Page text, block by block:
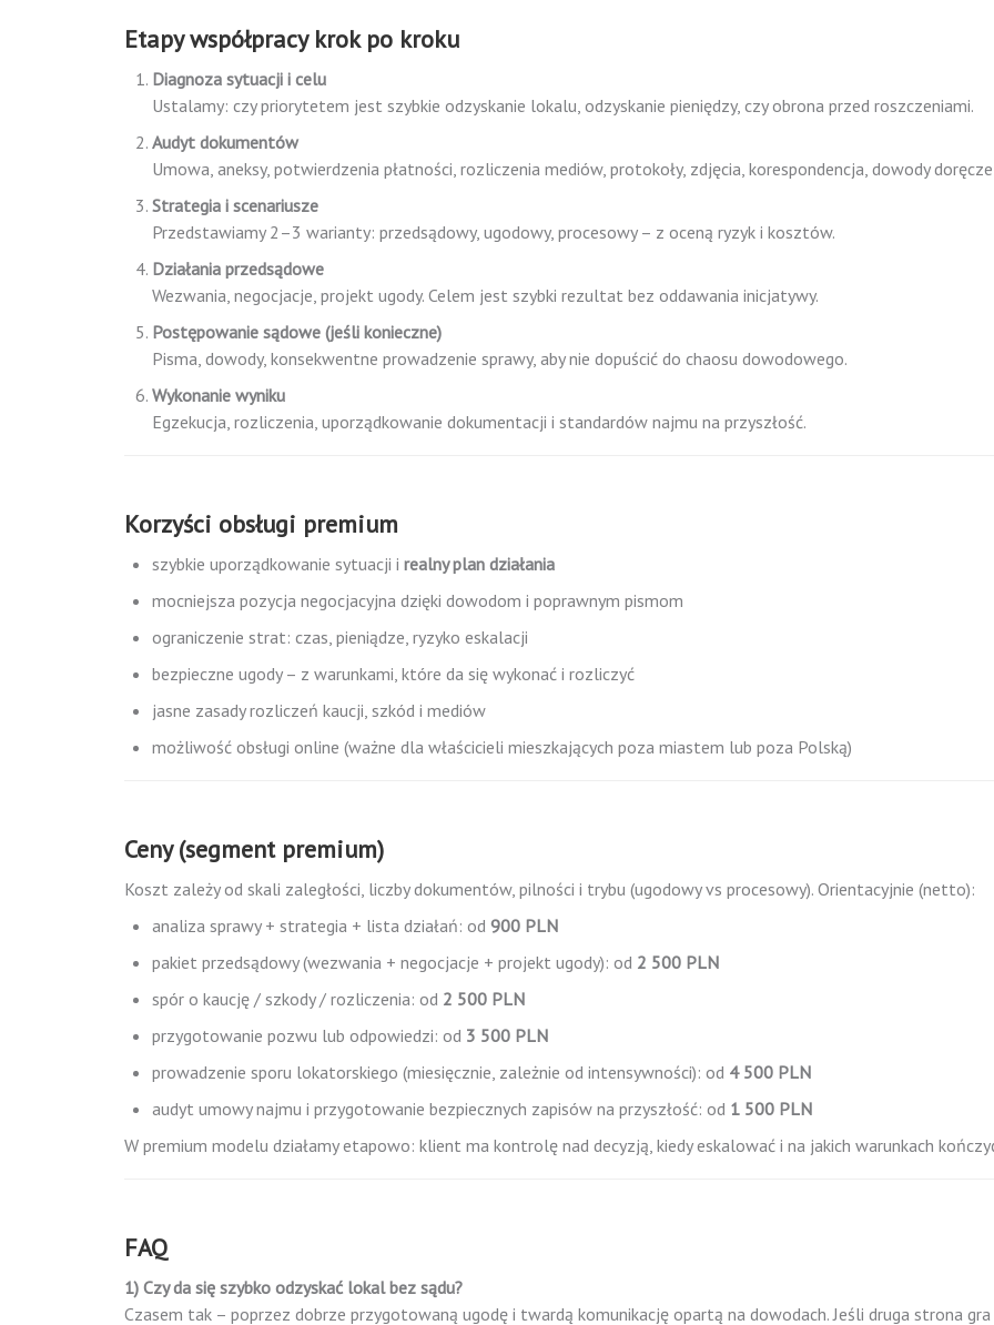
Etapy współpracy krok po kroku
Diagnoza sytuacji i celu
Ustalamy: czy priorytetem jest szybkie odzyskanie lokalu, odzyskanie pieniędzy, czy obrona przed roszczeniami.
Audyt dokumentów
Umowa, aneksy, potwierdzenia płatności, rozliczenia mediów, protokoły, zdjęcia, korespondencja, dowody
Strategia i scenariusze
Przedstawiamy 2–3 warianty: przedsądowy, ugodowy, procesowy – z oceną ryzyk i kosztów.
Działania przedsądowe
Wezwania, negocjacje, projekt ugody. Celem jest szybki rezultat bez oddawania inicjatywy.
Postępowanie sądowe (jeśli konieczne)
Pisma, dowody, konsekwentne prowadzenie sprawy, aby nie dopuścić do chaosu dowodowego.
Wykonanie wyniku
Egzekucja, rozliczenia, uporządkowanie dokumentacji i standardów najmu na przyszłość.
Korzyści obsługi premium
szybkie uporządkowanie sytuacji i realny plan działania
mocniejsza pozycja negocjacyjna dzięki dowodom i poprawnym pismom
ograniczenie strat: czas, pieniądze, ryzyko eskalacji
bezpieczne ugody – z warunkami, które da się wykonać i rozliczyć
jasne zasady rozliczeń kaucji, szkód i mediów
możliwość obsługi online (ważne dla właścicieli mieszkających poza miastem lub poza Polską)
Ceny (segment premium)
Koszt zależy od skali zaległości, liczby dokumentów, pilności i trybu (ugodowy vs procesowy). Orientacyjnie (netto):
analiza sprawy + strategia + lista działań: od 900 PLN
pakiet przedsądowy (wezwania + negocjacje + projekt ugody): od 2 500 PLN
spór o kaucję / szkody / rozliczenia: od 2 500 PLN
przygotowanie pozwu lub odpowiedzi: od 3 500 PLN
prowadzenie sporu lokatorskiego (miesięcznie, zależnie od intensywności): od 4 500 PLN
audyt umowy najmu i przygotowanie bezpiecznych zapisów na przyszłość: od 1 500 PLN
W premium modelu działamy etapowo: klient ma kontrolę nad decyzją, kiedy eskalować i na jakich warunkach
FAQ
1) Czy da się szybko odzyskać lokal bez sądu?
Czasem tak – poprzez dobrze przygotowaną ugodę i twardą komunikację opartą na dowodach. Jeśli druga strona gra